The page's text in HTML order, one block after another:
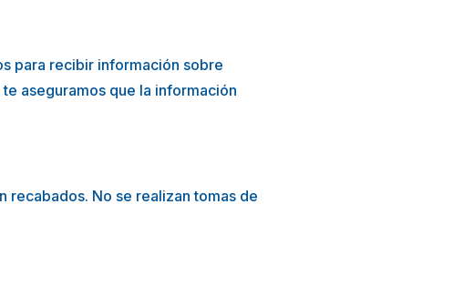
para recibir información sobre
aseguramos que la información
recabados. No se realizan tomas de